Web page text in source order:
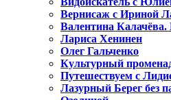
Вернисаж с Ириной
Валентина Калачёва.
Лариса Хенинен
Олег Гальченко
Культурный
Путешествуем с
Лазурный Берег без